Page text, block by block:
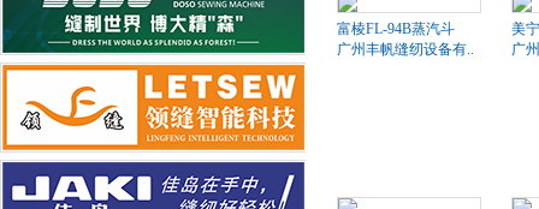
富棱FL-94B蒸汽斗
广州丰帆缝纫设备有..
美
广